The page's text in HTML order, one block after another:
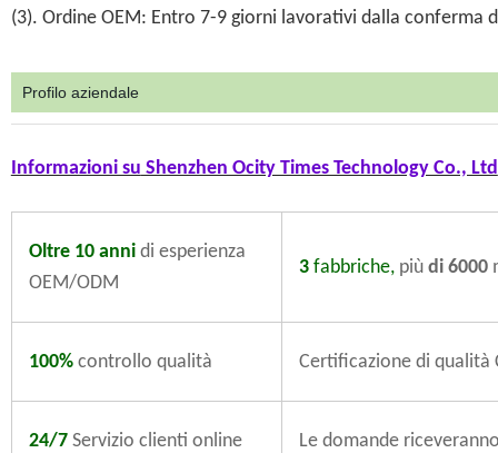
(3). Ordine OEM: Entro 7-9 giorni lavorativi dalla conferma
Profilo aziendale
Informazioni su Shenzhen Ocity Times Technology Co., Ltd
Oltre 10 annidi esperienza
OEM/ODM
3fabbriche,piùdi 6000
100%controllo qualità Certificazione di qualità
24/7Servizio clienti online Le domande